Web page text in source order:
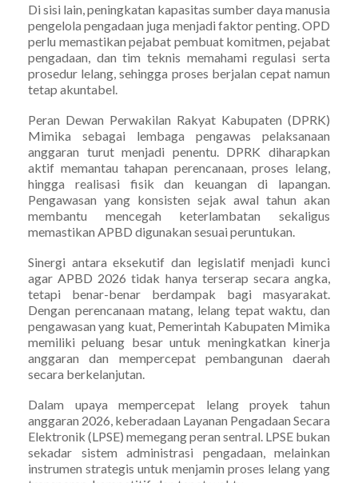
Di sisi lain, peningkatan kapasitas sumber daya manusia
pengelola pengadaan juga menjadi faktor penting. OPD
perlu memastikan pejabat pembuat komitmen, pejabat
pengadaan, dan tim teknis memahami regulasi serta
prosedur lelang, sehingga proses berjalan cepat namun
tetap akuntabel.
Peran Dewan Perwakilan Rakyat Kabupaten (DPRK)
Mimika sebagai lembaga pengawas pelaksanaan
anggaran turut menjadi penentu. DPRK diharapkan
aktif memantau tahapan perencanaan, proses lelang,
hingga realisasi fisik dan keuangan di lapangan.
Pengawasan yang konsisten sejak awal tahun akan
membantu mencegah keterlambatan sekaligus
memastikan APBD digunakan sesuai peruntukan.
Sinergi antara eksekutif dan legislatif menjadi kunci
agar APBD 2026 tidak hanya terserap secara angka,
tetapi benar-benar berdampak bagi masyarakat.
Dengan perencanaan matang, lelang tepat waktu, dan
pengawasan yang kuat, Pemerintah Kabupaten Mimika
memiliki peluang besar untuk meningkatkan kinerja
anggaran dan mempercepat pembangunan daerah
secara berkelanjutan.
Dalam upaya mempercepat lelang proyek tahun
anggaran 2026, keberadaan Layanan Pengadaan Secara
Elektronik (LPSE) memegang peran sentral. LPSE bukan
sekadar sistem administrasi pengadaan, melainkan
instrumen strategis untuk menjamin proses lelang yang